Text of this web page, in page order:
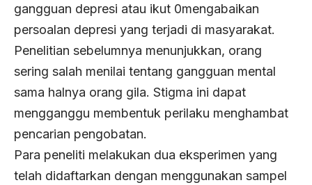
gangguan depresi atau ikut 0mengabaikan
persoalan depresi yang terjadi di masyarakat.
Penelitian sebelumnya menunjukkan, orang
sering salah menilai tentang gangguan mental
sama halnya orang gila. Stigma ini dapat
mengganggu membentuk perilaku menghambat
pencarian pengobatan.
Para peneliti melakukan dua eksperimen yang
telah didaftarkan dengan menggunakan sampel